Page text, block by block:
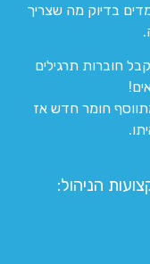
בדיוק מה שצריך
חוברות תרגילים
חומר חדש אז
הניהול: